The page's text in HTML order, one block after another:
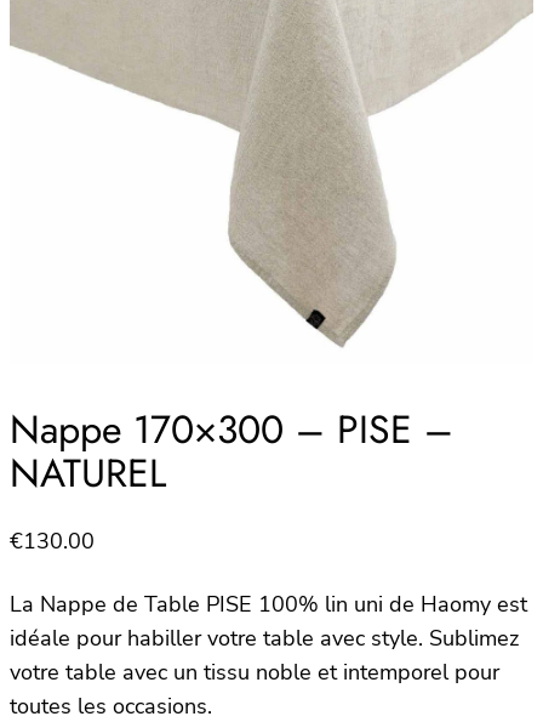
Nappe 170×300 – PISE –
NATUREL
€130.00
La Nappe de Table PISE 100% lin uni de Haomy est
idéale pour habiller votre table avec style. Sublimez
votre table avec un tissu noble et intemporel pour
toutes les occasions.